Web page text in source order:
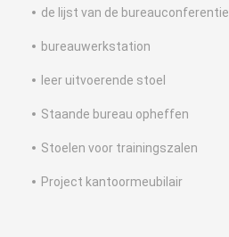
de lijst van de bureauconferentie
bureauwerkstation
leer uitvoerende stoel
Staande bureau opheffen
Stoelen voor trainingszalen
Project kantoormeubilair